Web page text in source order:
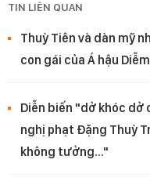
TIN LIÊN QUAN
Thuỳ Tiên và dàn mỹ
con gái của Á hậu
Diễn biến "dở khóc dở
nghị phạt Đặng Thuỳ
không tưởng..."